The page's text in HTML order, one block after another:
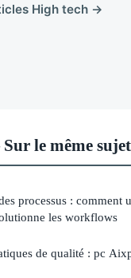
High tech →
le même sujet
processus : comment
les workflows
de qualité : pc